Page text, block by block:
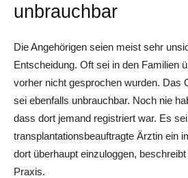
unbrauchbar
Die Angehörigen seien meist sehr
Entscheidung. Oft sei in den Familien
vorher nicht gesprochen wurden. Das
sei ebenfalls unbrauchbar. Noch nie
dass dort jemand registriert war. Es
transplantationsbeauftragte Ärztin ein
dort überhaupt einzuloggen,
Praxis.